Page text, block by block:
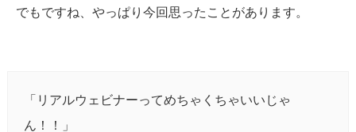
でもですね、やっぱり今回思ったことがあります。
「リアルウェビナーってめちゃくちゃいいじゃ
ん！！」